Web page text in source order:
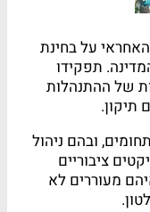
על בחינת
תפקידו
של ההתנהלות
תיקון.
ובהם ניהול
ציבוריים
מעוררים לא